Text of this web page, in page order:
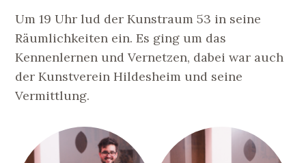
Um 19 Uhr lud der Kunstraum 53 in seine
Räumlichkeiten ein. Es ging um das
Kennenlernen und Vernetzen, dabei war auch
der Kunstverein Hildesheim und seine
Vermittlung.